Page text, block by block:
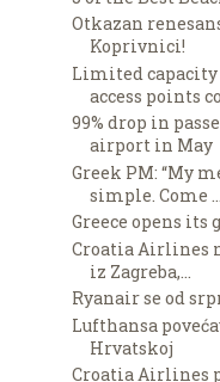
Otkazan
Koprivnici!
Limited capacity
access points
99% drop in
airport in May
Greek PM: “My
simple. Come ...
Greece opens its
Croatia Airlines
iz Zagreba,...
Ryanair se od
Lufthansa
Hrvatskoj
Croatia Airlines